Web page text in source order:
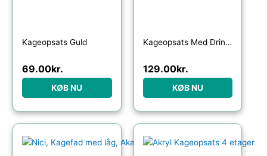
Kageopsats Guld
69.00kr.
KØB NU
Kageopsats Med Drinksholder
129.00kr.
KØB NU